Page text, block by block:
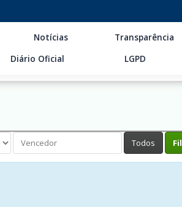
Notícias Transparência
Diário Oficial LGPD